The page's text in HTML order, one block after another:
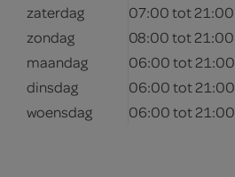
zaterdag
07:00 tot 21:00
zondag
08:00 tot 21:00
maandag
06:00 tot 21:00
dinsdag
06:00 tot 21:00
woensdag
06:00 tot 21:00